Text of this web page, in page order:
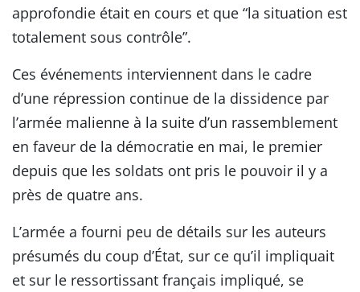
approfondie était en cours et que “la situation est
totalement sous contrôle”.
Ces événements interviennent dans le cadre
d’une répression continue de la dissidence par
l’armée malienne à la suite d’un rassemblement
en faveur de la démocratie en mai, le premier
depuis que les soldats ont pris le pouvoir il y a
près de quatre ans.
L’armée a fourni peu de détails sur les auteurs
présumés du coup d’État, sur ce qu’il impliquait
et sur le ressortissant français impliqué, se